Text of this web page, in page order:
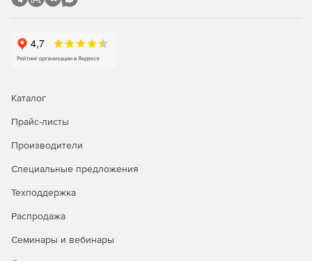
посещенным доменам), URLs (по посещенным URL),
генерировавшим запросы на прокси). Утилиты
RRDtool: отчет по состоянию интернет-канала, по
трассировщика соединений сетевого экрана.
Мониторинг загрузки сетевых интерфейсов в
Системный журнал и syslog-ng);
управление пропускной способностью интернет-
пользователя, резервирование выделенной полосы
интернет-канала поровну между пользователями
Каталог
Прайс-листы
Производители
Специальные предложения
Техподдержка
Распродажа
Семинары и вебинары